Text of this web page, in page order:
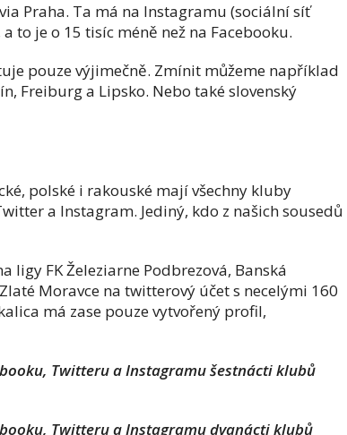
Praha. Ta má na Instagramu (sociální síť
to je o 15 tisíc méně než na Facebooku.
pouze výjimečně. Zmínit můžeme například
Freiburg a Lipsko. Nebo také slovenský
polské i rakouské mají všechny kluby
a Instagram. Jediný, kdo z našich sousedů
ligy FK Železiarne Podbrezová, Banská
Moravce na twitterový účet s necelými 160
má zase pouze vytvořený profil,
Twitteru a Instagramu šestnácti klubů
Twitteru a Instagramu dvanácti klubů